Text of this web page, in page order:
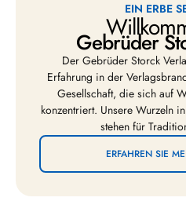
EIN ERBE
Gebrüder
Der Gebrüder Storck
Erfahrung in der
Gesellschaft, die sich auf
konzentriert. Unsere Wurzeln
stehen für
ERFAHREN SIE